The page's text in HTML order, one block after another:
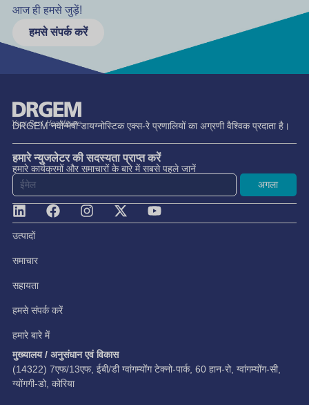
आज ही हमसे जुड़ें!
हमसे संपर्क करें
DRGEM नवोन्मेषी डायग्नोस्टिक एक्स-रे प्रणालियों का अग्रणी वैश्विक प्रदाता है।
हमारे न्युजलेटर की सदस्यता प्राप्त करें
हमारे कार्यक्रमों और समाचारों के बारे में सबसे पहले जानें
अगला
उत्पादों
समाचार
सहायता
हमसे संपर्क करें
हमारे बारे में
मुख्यालय / अनुसंधान एवं विकास
(14322) 7एफ/13एफ, ईबी/डी ग्वांगम्योंग टेक्नो-पार्क, 60 हान-रो, ग्वांगम्योंग-सी,
ग्योंगगी-डो, कोरिया